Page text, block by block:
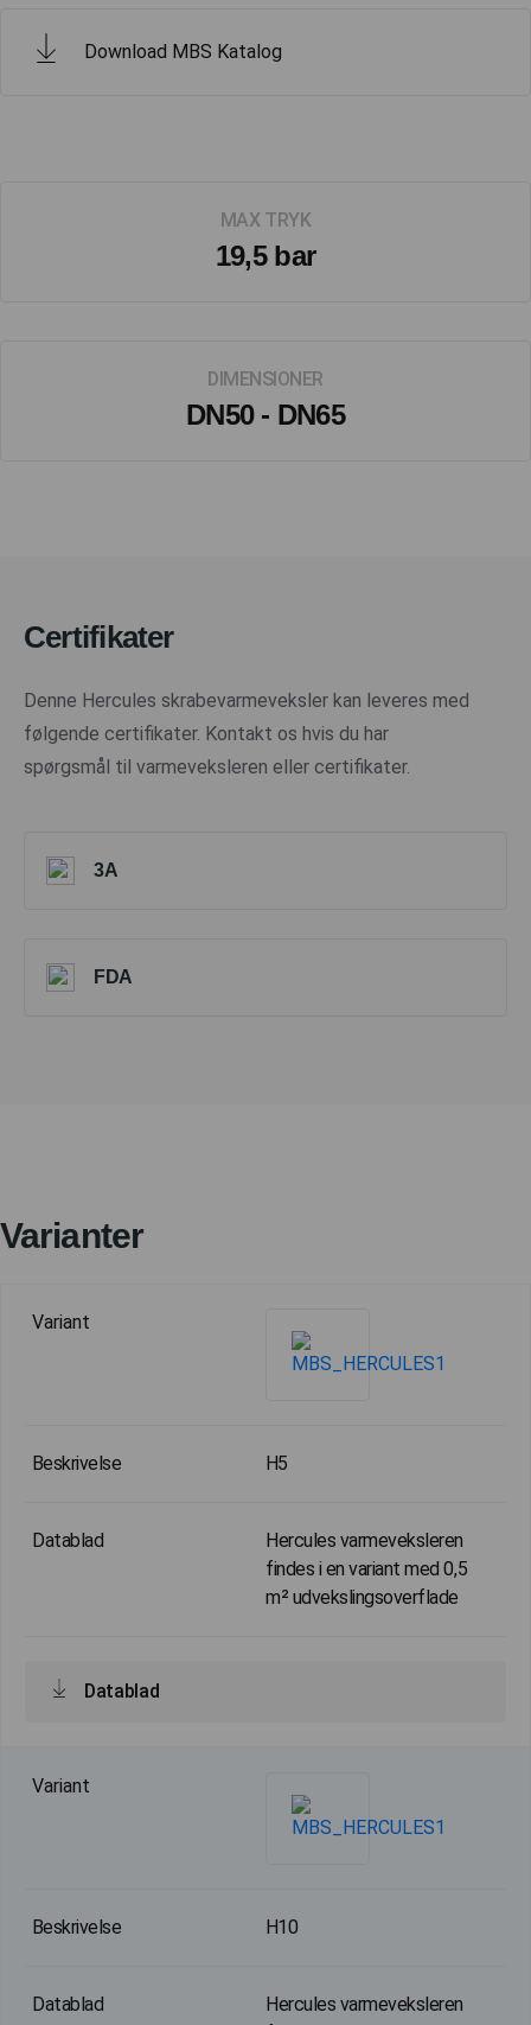
Download MBS Katalog
MAX TRYK
19,5 bar
DIMENSIONER
DN50 - DN65
Certifikater
Denne Hercules skrabevarmeveksler kan leveres med
følgende certifikater. Kontakt os hvis du har
spørgsmål til varmeveksleren eller certifikater.
3A
FDA
Varianter
H5
Hercules varmeveksleren
findes i en variant med 0,5
m² udvekslingsoverflade
Datablad
H10
Hercules varmeveksleren